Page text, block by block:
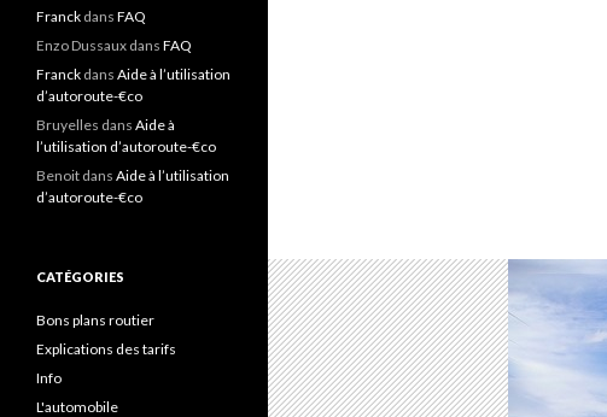
Franck dans FAQ
Enzo Dussaux dans FAQ
Franck dans Aide à l’utilisation
d’autoroute-€co
Bruyelles dans Aide à
l’utilisation d’autoroute-€co
Benoit dans Aide à l’utilisation
d’autoroute-€co
CATÉGORIES
Bons plans routier
Explications des tarifs
Info
L'automobile